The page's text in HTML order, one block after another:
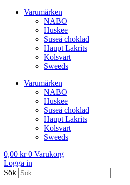
Varumärken
NABO
Huskee
Suseå choklad
Haupt Lakrits
Kolsvart
Sweeds
Varumärken
NABO
Huskee
Suseå choklad
Haupt Lakrits
Kolsvart
Sweeds
0,00 kr 0 Varukorg
Logga in
Sök